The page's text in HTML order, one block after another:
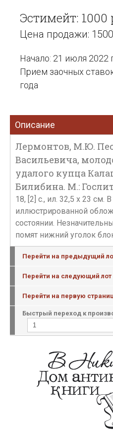
Эстимейт: 1000
Цена продажи:
Начало: 21 июля 2022
Прием заочных
года
Описание
Лермонтов, М.Ю.
Васильевича,
удалого купца
Билибина. М.:
18, [2] с., ил. 32,5 х 23 см.
иллюстрированной
состоянии.
помят нижний уголок
Перейти на предыдущий
Перейти на следующий лот
Перейти на первую
Быстрый переход к